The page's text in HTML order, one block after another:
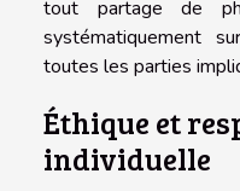
tout partage de
systématiquement
toutes les parties
Éthique et
individuelle